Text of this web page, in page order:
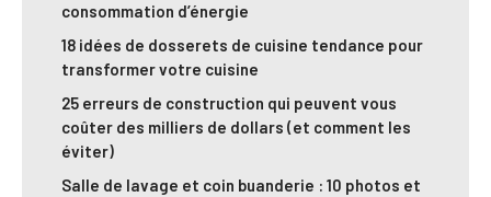
consommation d’énergie
18 idées de dosserets de cuisine tendance pour
transformer votre cuisine
25 erreurs de construction qui peuvent vous
coûter des milliers de dollars (et comment les
éviter)
Salle de lavage et coin buanderie : 10 photos et